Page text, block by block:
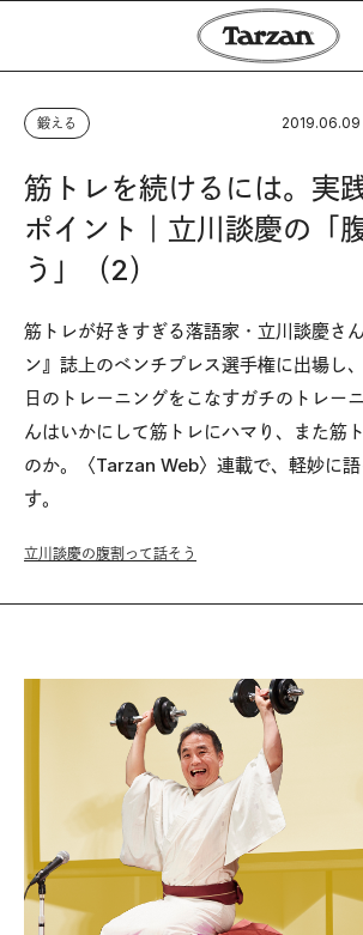
鍛える 2019.06.09
筋トレを続けるには。実
ポイント｜立川談慶の「
う」（2）
筋トレが好きすぎる落語家・立川談慶さ
ン』誌上のベンチプレス選手権に出場し
日のトレーニングをこなすガチのトレー
んはいかにして筋トレにハマり、また筋
のか。〈Tarzan Web〉連載で、軽妙に
す。
立川談慶の腹割って話そう